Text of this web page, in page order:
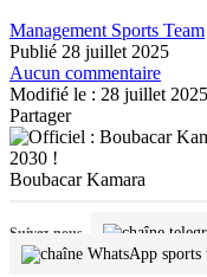
Management Sports Team
Publié 28 juillet 2025
Aucun commentaire
Modifié le : 28 juillet 2025
Partager
Boubacar Kamara
Suivez-nous